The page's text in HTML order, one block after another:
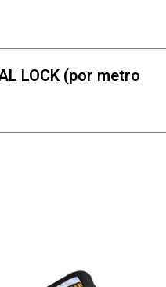
LOCK (por metro